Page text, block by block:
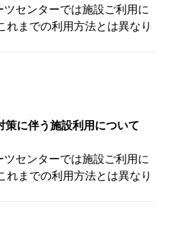
センターでは施設ご利用に
れまでの利用方法とは異なり
策に伴う施設利用について
センターでは施設ご利用に
れまでの利用方法とは異なり